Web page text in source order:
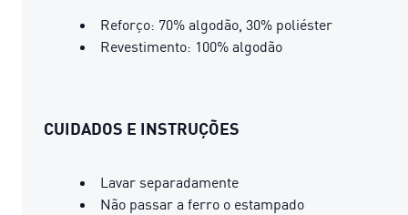
Reforço: 70% algodão, 30% poliéster
Revestimento: 100% algodão
CUIDADOS E INSTRUÇÕES
Lavar separadamente
Não passar a ferro o estampado